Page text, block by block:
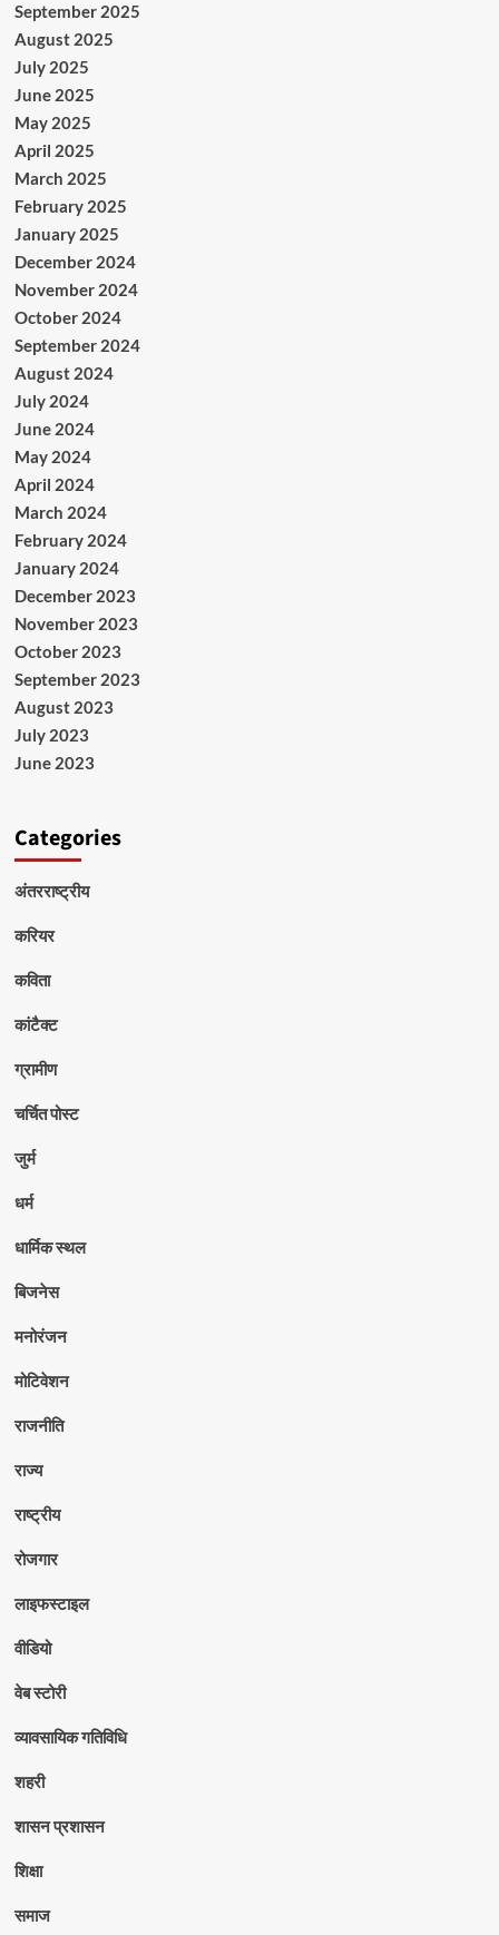
September 2025
August 2025
July 2025
June 2025
May 2025
April 2025
March 2025
February 2025
January 2025
December 2024
November 2024
October 2024
September 2024
August 2024
July 2024
June 2024
May 2024
April 2024
March 2024
February 2024
January 2024
December 2023
November 2023
October 2023
September 2023
August 2023
July 2023
June 2023
Categories
अंतरराष्ट्रीय
करियर
कविता
कांटैक्ट
ग्रामीण
चर्चित पोस्ट
जुर्म
धर्म
धार्मिक स्थल
बिजनेस
मनोरंजन
मोटिवेशन
राजनीति
राज्य
राष्ट्रीय
रोजगार
लाइफस्टाइल
वीडियो
वेब स्टोरी
व्यावसायिक गतिविधि
शहरी
शासन प्रशासन
शिक्षा
समाज